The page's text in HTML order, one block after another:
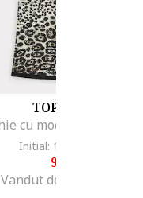
TOP SECRET
Initial: 199
99
Vandut de Fashion Days